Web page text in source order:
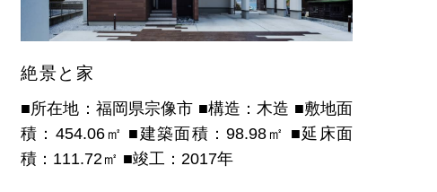
絶景と家
■所在地：福岡県宗像市 ■構造：木造 ■敷地面
積：454.06㎡ ■建築面積：98.98㎡ ■延床面
積：111.72㎡ ■竣工：2017年